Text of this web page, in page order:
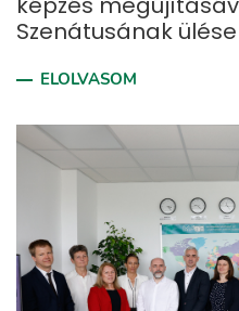
Szenátusának ülése
ELOLVASOM